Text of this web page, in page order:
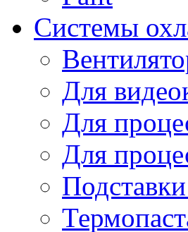
Системы
Для
Для
Для